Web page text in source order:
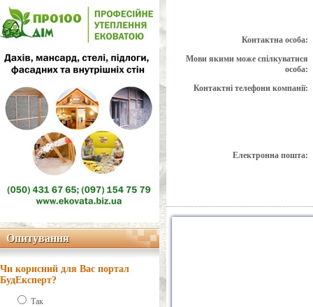
Опитування
Опитування
Чи корисний для Вас портал
БудЕксперт?
Так
Контактна особа:
Мови якими може спілкуватися
особа:
Контактні телефони компанії:
Електронна пошта: